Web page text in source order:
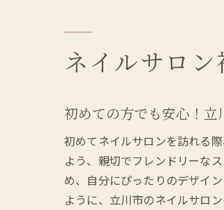
ネイルサロ
初めての方でも安心！立
初めてネイルサロンを訪れる
よう、親切でフレンドリーな
め、自分にぴったりのデザイ
ように、立川市のネイルサロ